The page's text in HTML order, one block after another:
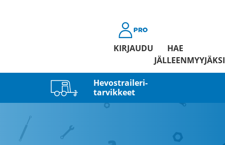
KIRJAUDU
HAE
JÄLLEENMYYJÄKSI
Hevostraileri­
tarvikkeet